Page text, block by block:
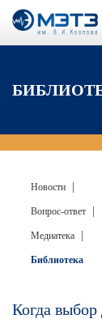
Новости
Вопрос-ответ
Медиатека
Библиотека
Когда выбор